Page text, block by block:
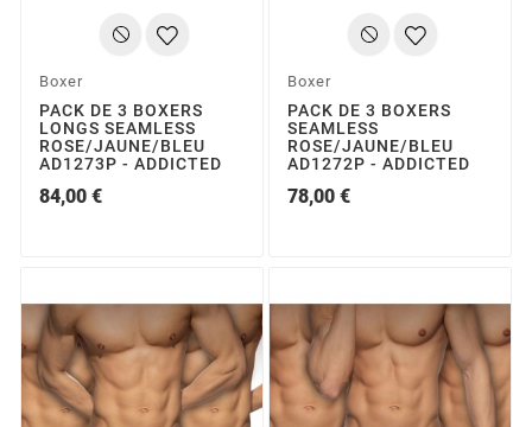
Boxer
PACK DE 3 BOXERS
LONGS SEAMLESS
ROSE/JAUNE/BLEU
AD1273P - ADDICTED
84,00 €
Boxer
PACK DE 3 BOXERS
SEAMLESS
ROSE/JAUNE/BLEU
AD1272P - ADDICTED
78,00 €